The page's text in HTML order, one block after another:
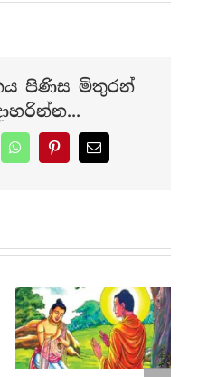
Archaeologists’
birth
300
years
earlier
පිණිස මිතුරන්
WhatsAppPinterestEmail